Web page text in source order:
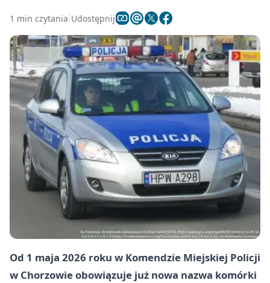
1 min czytania Udostępnij
Od 1 maja 2026 roku w Komendzie Miejskiej Policji
w Chorzowie obowiązuje już nowa nazwa komórki